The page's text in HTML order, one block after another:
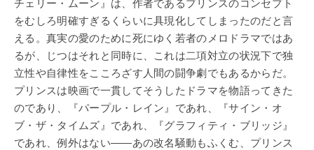
チェリー・ムーン』は、作者であるプリンスのコンセプト
をむしろ明確すぎるくらいに具現化してしまったのだと言
える。真実の愛のために死にゆく若者のメロドラマではあ
るが、じつはそれと同時に、これは二項対立の状況下で独
立性や自律性をこころざす人間の闘争劇でもあるからだ。
プリンスは映画で一貫してそうしたドラマを物語ってきた
のであり、『パープル・レイン』であれ、『サイン・オ
ブ・ザ・タイムズ』であれ、『グラフィティ・ブリッジ』
であれ、例外はない――あの改名騒動もふくむ、プリンス